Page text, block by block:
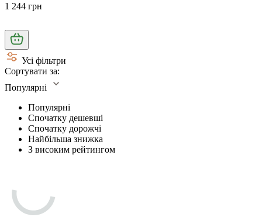
1 244 грн
Усі фільтри
Сортувати за:
Популярні
Популярні
Спочатку дешевші
Спочатку дорожчі
Найбільша знижка
З високим рейтингом